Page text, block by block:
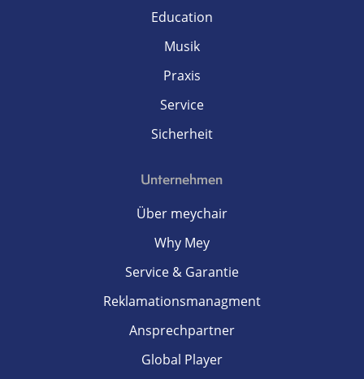
Education
Musik
Praxis
Service
Sicherheit
Unternehmen
Über meychair
Why Mey
Service & Garantie
Reklamationsmanagment
Ansprechpartner
Global Player